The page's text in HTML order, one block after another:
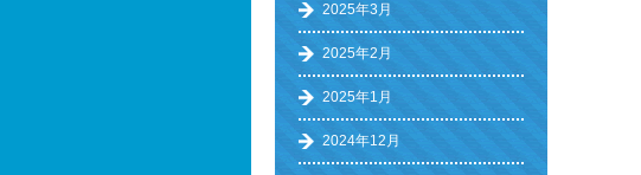
2025年3月
2025年2月
2025年1月
2024年12月